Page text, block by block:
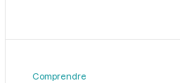
Comprendre